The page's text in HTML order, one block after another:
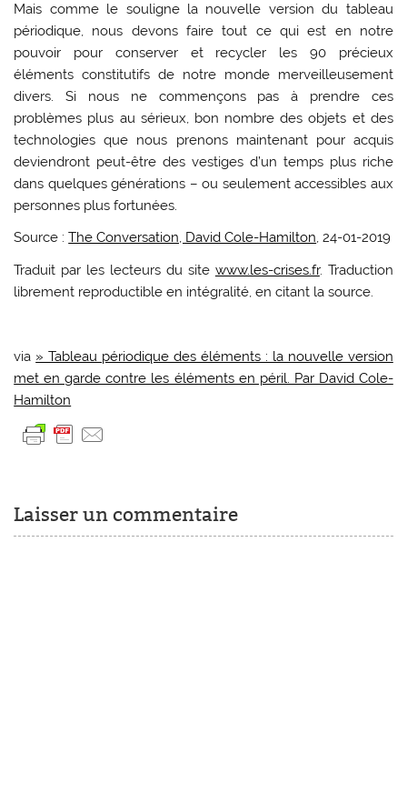
Mais comme le souligne la nouvelle version du tableau
périodique, nous devons faire tout ce qui est en notre
pouvoir pour conserver et recycler les 90 précieux
éléments constitutifs de notre monde merveilleusement
divers. Si nous ne commençons pas à prendre ces
problèmes plus au sérieux, bon nombre des objets et des
technologies que nous prenons maintenant pour acquis
deviendront peut-être des vestiges d’un temps plus riche
dans quelques générations – ou seulement accessibles aux
personnes plus fortunées.
Source :The Conversation, David Cole-Hamilton, 24-01-2019
Traduit par les lecteurs du site www.les-crises.fr. Traduction
librement reproductible en intégralité, en citant la source.
via » Tableau périodique des éléments : la nouvelle version
met en garde contre les éléments en péril. Par David Cole-
Hamilton
Laisser un commentaire